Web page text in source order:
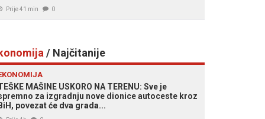
Prije 41 min 0
/ Najčitanije
MAŠINE USKORO NA TERENU: Sve je
za izgradnju nove dionice autoceste kroz
povezat će dva grada...